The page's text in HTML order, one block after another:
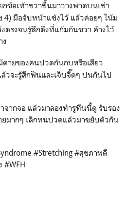
กข้อเท้าขวาขึ้นมาวางพาดบนเข่า
4) มือจับหน้าแข้งไว้ แล้วค่อยๆ โน้ม
ตรงจนรู้สึกตึงที่แก้มก้นขวา ค้างไว้
ง
ตายของคนปวดก้นกบหรือเสียว
วจะรู้สึกฟินและเจ็บจี๊ดๆ ปนกันไป
จากจอ แล้วมาลองทำรูทีนนี้ดู รับรอง
มากๆ เลิกทนปวดแล้วมาขยับตัวกัน
#Stretching #สุขภาพดี
#WFH